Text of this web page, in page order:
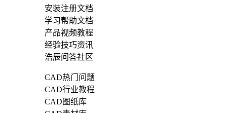
安装注册文档
学习帮助文档
产品视频教程
经验技巧资讯
浩辰问答社区
CAD热门问题
CAD行业教程
CAD图纸库